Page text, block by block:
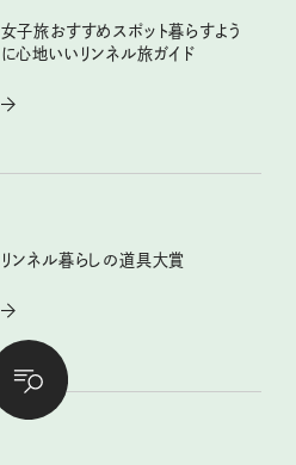
女子旅おすすめスポット暮らすよう
に心地いいリンネル旅ガイド
リンネル暮らしの道具大賞